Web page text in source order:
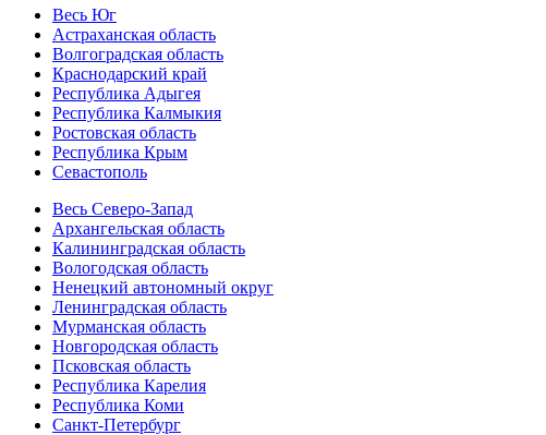
Весь Юг
Астраханская область
Волгоградская область
Краснодарский край
Республика Адыгея
Республика Калмыкия
Ростовская область
Республика Крым
Севастополь
Весь Северо-Запад
Архангельская область
Калининградская область
Вологодская область
Ненецкий автономный округ
Ленинградская область
Мурманская область
Новгородская область
Псковская область
Республика Карелия
Республика Коми
Санкт-Петербург